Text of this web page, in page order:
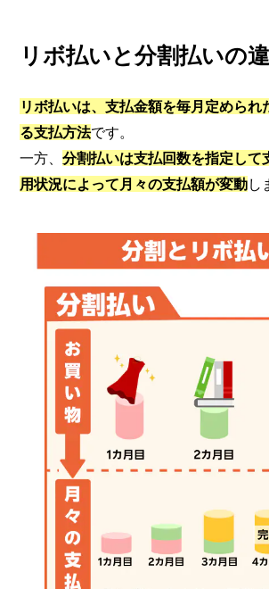
リボ払いと分割払いの
リボ払いは、支払金額を毎月定められ
る支払方法です。
一方、分割払いは支払回数を指定して
用状況によって月々の支払額が変動し